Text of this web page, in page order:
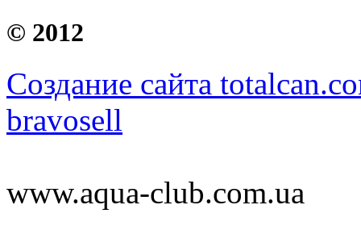
© 2012
Создание сайта
bravosell
www.aqua-club.com.ua